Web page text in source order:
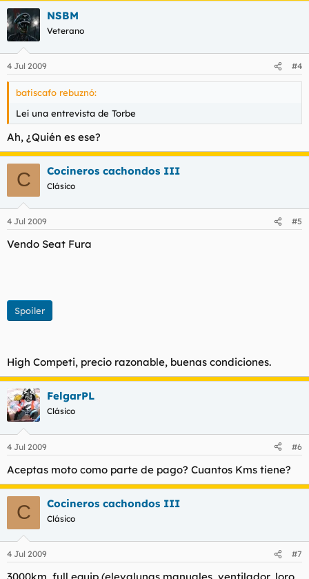
NSBM
Veterano
4 Jul 2009 #4
batiscafo rebuznó:
Leí una entrevista de Torbe
Ah, ¿Quién es ese?
C Cocineros cachondos III
Clásico
4 Jul 2009 #5
Vendo Seat Fura
Spoiler
High Competi, precio razonable, buenas condiciones.
FelgarPL
Clásico
4 Jul 2009 #6
Aceptas moto como parte de pago? Cuantos Kms tiene?
C Cocineros cachondos III
Clásico
4 Jul 2009 #7